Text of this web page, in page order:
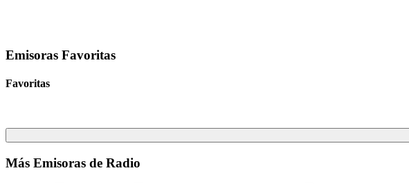
Emisoras Favoritas
Favoritas
Más Emisoras de Radio